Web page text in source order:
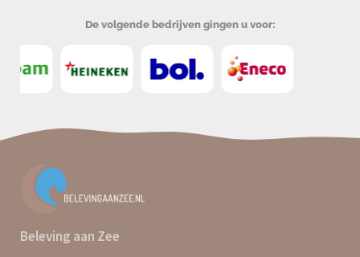
De volgende bedrijven gingen u voor:
Beleving aan Zee